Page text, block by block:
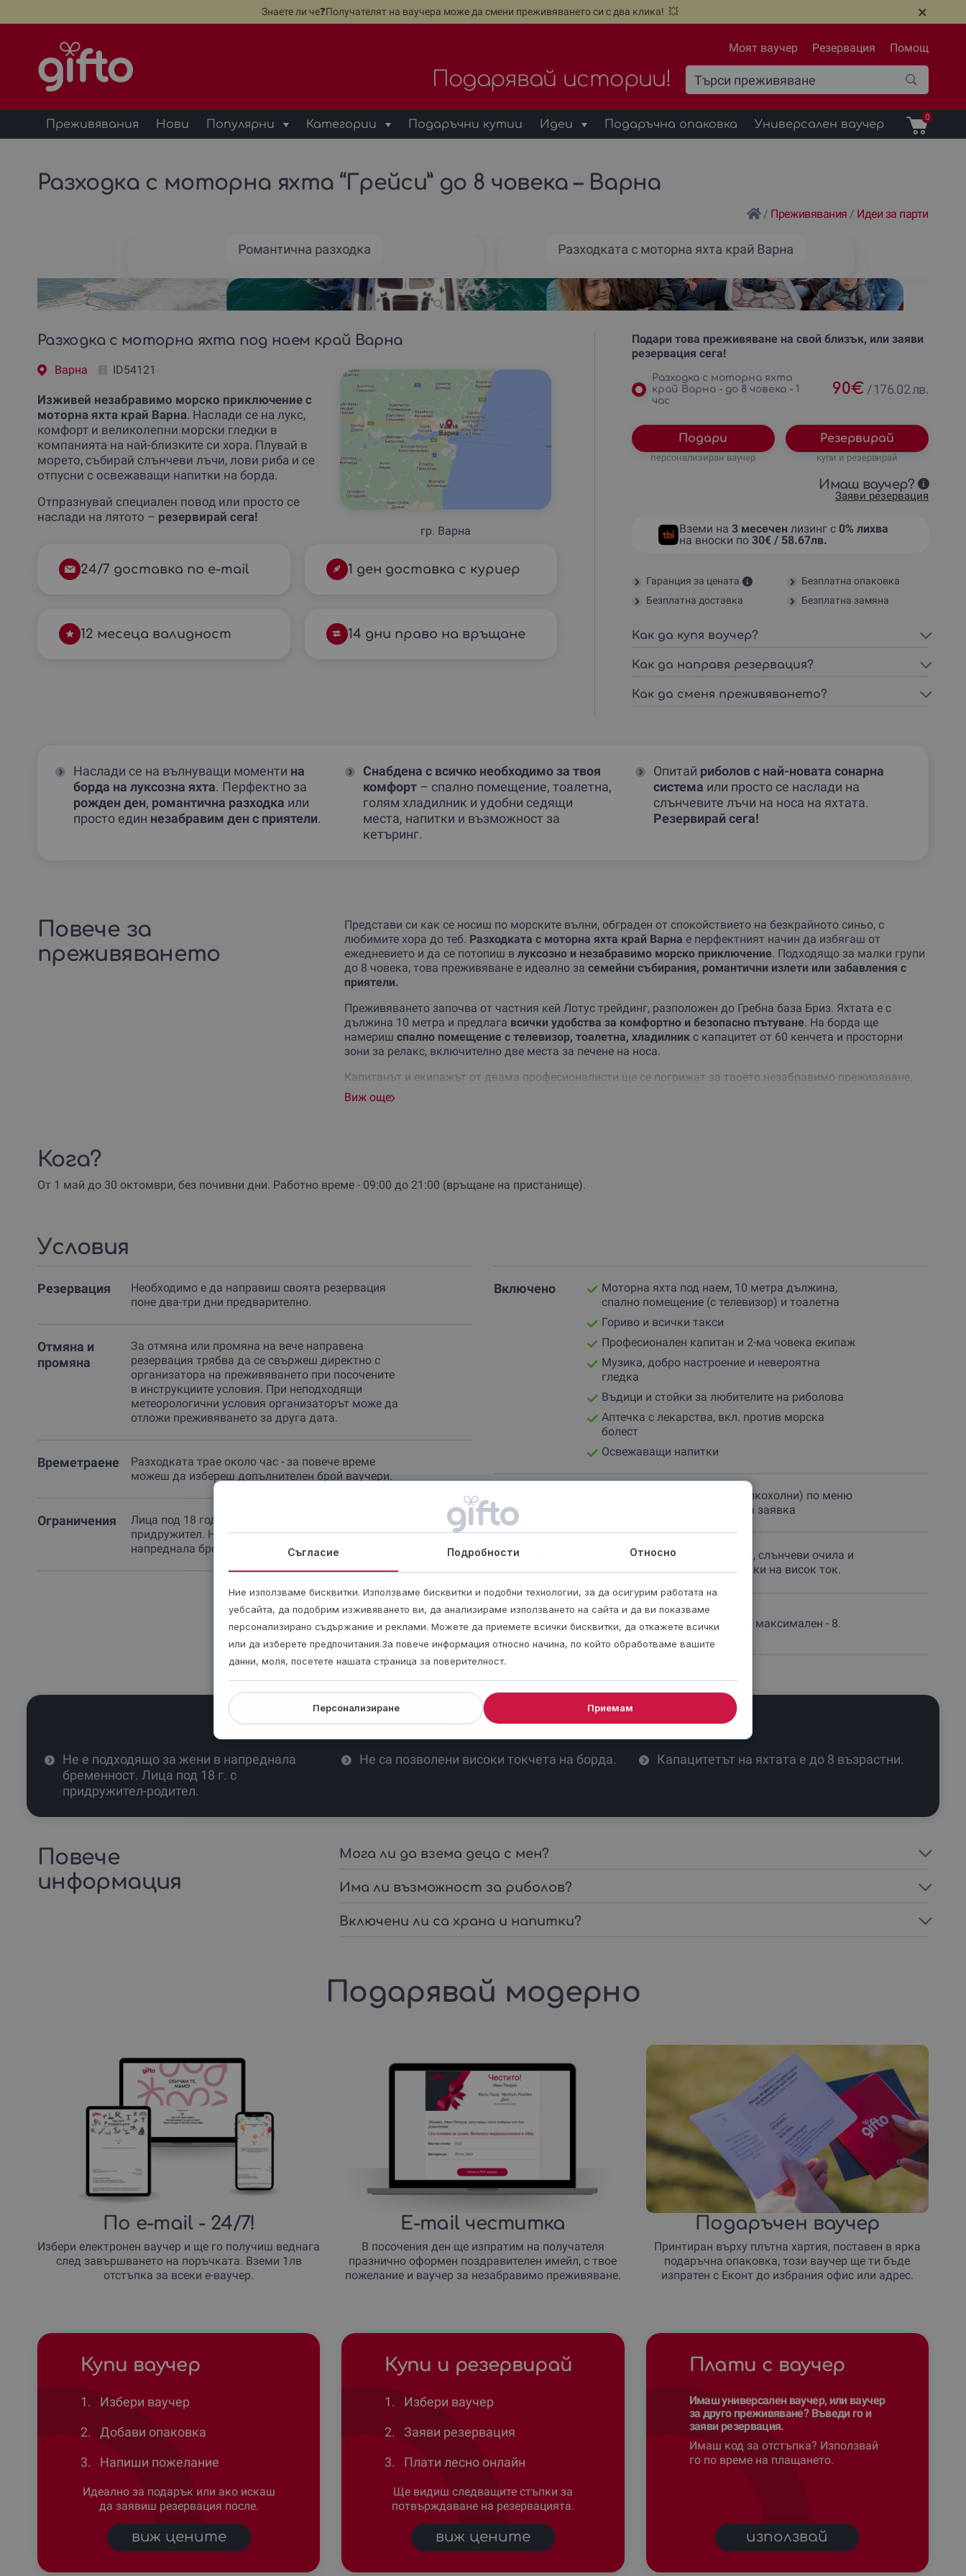
Знаете ли че❓Получателят на ваучера може да смени преживяването си с два клика! 💥 ×
Моят ваучер Резервация Помощ
Подарявай истории!
Преживявания Нови Популярни Категории Подаръчни кутии Идеи Подаръчна опаковка Универсален ваучер
0
Разходка с моторна яхта “Грейси” до 8 човека – Варна
/ Преживявания / Идеи за парти
Романтична разходка Разходката с моторна яхта край Варна
Разходка с моторна яхта под наем край Варна
Варна ID54121
гр. Варна
Изживей незабравимо морско приключение с
моторна яхта край Варна. Наслади се на лукс,
комфорт и великолепни морски гледки в
компанията на най-близките си хора. Плувай в
морето, събирай слънчеви лъчи, лови риба и се
отпусни с освежаващи напитки на борда.
Отпразнувай специален повод или просто се
наслади на лятото – резервирай сега!
24/7 доставка по e-mail 1 ден доставка с куриер
12 месеца валидност 14 дни право на връщане
Подари това преживяване на свой близък, или заяви
резервация сега!
Разходка с моторна яхта
край Варна - до 8 човека - 1
час
90€ /176.02 лв.
Подари
персонализиран ваучер
Резервирай
купи и резервирай
Имаш ваучер?
Заяви резервация
Вземи на3 месечен лизинг с0% лихва
на вноски по30€ / 58.67лв.
Гаранция за цената
Безплатна опаковка
Безплатна доставка
Безплатна замяна
Как да купя ваучер?
Как да направя резервация?
Как да сменя преживяването?
Наслади се на вълнуващи моменти на
борда на луксозна яхта. Перфектно за
рожден ден, романтична разходка или
просто един незабравим ден с приятели.
Снабдена с всичко необходимо за твоя
комфорт – спално помещение, тоалетна,
голям хладилник и удобни седящи
места, напитки и възможност за
кетъринг.
Опитай риболов с най-новата сонарна
система или просто се наслади на
слънчевите лъчи на носа на яхтата.
Резервирай сега!
Повече за
преживяването
Представи си как се носиш по морските вълни, обграден от спокойствието на безкрайното синьо, с
любимите хора до теб. Разходката с моторна яхта край Варна е перфектният начин да избягаш от
ежедневието и да се потопиш в луксозно и незабравимо морско приключение. Подходящо за малки групи
до 8 човека, това преживяване е идеално за семейни събирания, романтични излети или забавления с
приятели.
Преживяването започва от частния кей Лотус трейдинг, разположен до Гребна база Бриз. Яхтата е с
дължина 10 метра и предлага всички удобства за комфортно и безопасно пътуване. На борда ще
намериш спално помещение с телевизор, тоалетна, хладилникс капацитет от 60 кенчета и просторни
зони за релакс, включително две места за печене на носа.
Капитанът и екипажът от двама професионалисти ще се погрижат за твоето незабравимо преживяване,
като ще ти предложат
ентусиасти има екипировка и
Не чакай!Резервирай своята разходка с моторна яхта край Варна днес
Виж още
Кога?
От 1 май до 30 октомври, без почивни дни. Работно време - 09:00 до 21:00 (връщане на пристанище).
Условия
Резервация
Необходимо е да направиш своята резервация
поне два-три дни предварително.
Отмяна и
промяна
За отмяна или промяна на вече направена
резервация трябва да се свържеш директно с
организатора на преживяването при посочените
в инструкциите условия. При неподходящи
метеорологични условия организаторът може да
отложи преживяването за друга дата.
Времетраене
Разходката трае около час - за повече време
можеш да избереш допълнителен брой ваучери.
Ограничения
Лица под 18 години могат да присъстват с
придружител. Не е подходящо за жени в
напреднала бременност.
Включено
Моторна яхта под наем, 10 метра дължина,
спално помещение (с телевизор) и тоалетна
Гориво и всички такси
Професионален капитан и 2-ма човека екипаж
Музика, добро настроение и невероятна
гледка
Въдици и стойки за любителите на риболова
Аптечка с лекарства, вкл. против морска
болест
Освежаващи напитки
Напитки (безалкохолни и алкохолни) по меню
и кетъринг - с допълнителна заявка
Облекло или
съвети
Носи си бански, хавлия, шапка, слънчеви очила и
слънцезащитен крем. Без обувки на висок ток.
Брой
участници
Минимален брой участници: 1; максимален - 8.
Важно
Не е подходящо за жени в напреднала
бременност. Лица под 18 г. с
придружител-родител.
Не са позволени високи токчета на борда. Капацитетът на яхтата е до 8 възрастни.
Повече
информация
Мога ли да взема деца с мен?
Има ли възможност за риболов?
Включени ли са храна и напитки?
Подарявай модерно
По e-mail- 24/7!
Избери електронен ваучер и ще го получиш веднага
след завършването на поръчката. Вземи 1лв
отстъпка за всеки е-ваучер.
E-mail честитка
В посочения ден ще изпратим на получателя
празнично оформен поздравителен имейл, с твое
пожелание и ваучер за незабравимо преживяване.
Подаръчен ваучер
Принтиран върху плътна хартия, поставен в ярка
подаръчна опаковка, този ваучер ще ти бъде
изпратен с Еконт до избрания офис или адрес.
Купи ваучер
1.
Избери ваучер
2.
Добави опаковка
3.
Напиши пожелание
Идеално за подарък или ако искаш
да заявиш резервация после.
виж цените
Купи и резервирай
1.
Избери ваучер
2.
Заяви резервация
3.
Плати лесно онлайн
Ще видиш следващите стъпки за
потвърждаване на резервацията.
виж цените
Плати с ваучер
Имаш универсален ваучер, или ваучер
за друго преживяване? Въведи го и
заяви резервация.
Имаш код за отстъпка? Използвай
го по време на плащането.
използвай
Съгласие Подробности Относно
Ние използваме бисквитки. Използваме бисквитки и подобни технологии, за да осигурим работата на
уебсайта, да подобрим изживяването ви, да анализираме използването на сайта и да ви показваме
персонализирано съдържание и реклами. Можете да приемете всички бисквитки, да откажете всички
или да изберете предпочитания.За повече информация относно начина, по който обработваме вашите
данни, моля, посетете нашата страница за поверителност.
Персонализиране Приемам